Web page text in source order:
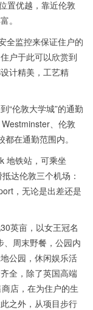
置优越，靠近伦敦
。
全监控来保证住户的
户于此可以欣赏到
计精美，工艺精
“伦敦大学城”的通勤
、伦敦
在通勤范围内。
地铁站，可乘坐
达伦敦三个机场：
，无论是出差还是
英亩，以女王冠名
、周末野餐，公园内
公园，休闲娱乐活
全，除了英国高端
店，在为住户的生
之外，从项目步行